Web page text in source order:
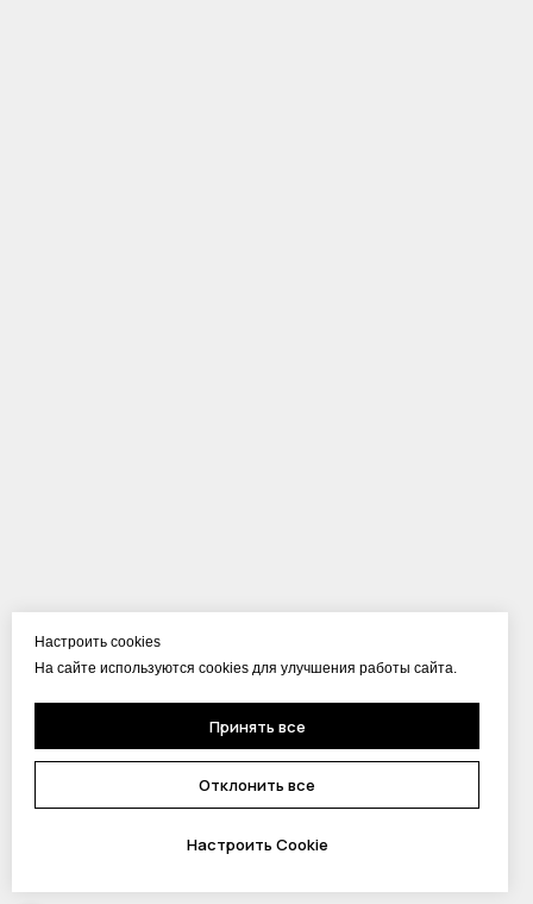
Настроить cookies
На сайте используются cookies для улучшения работы сайта.
Принять все
Отклонить все
Настроить Cookie